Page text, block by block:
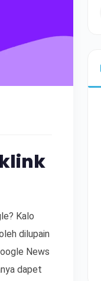
Kalo
dilupain
News
dapet